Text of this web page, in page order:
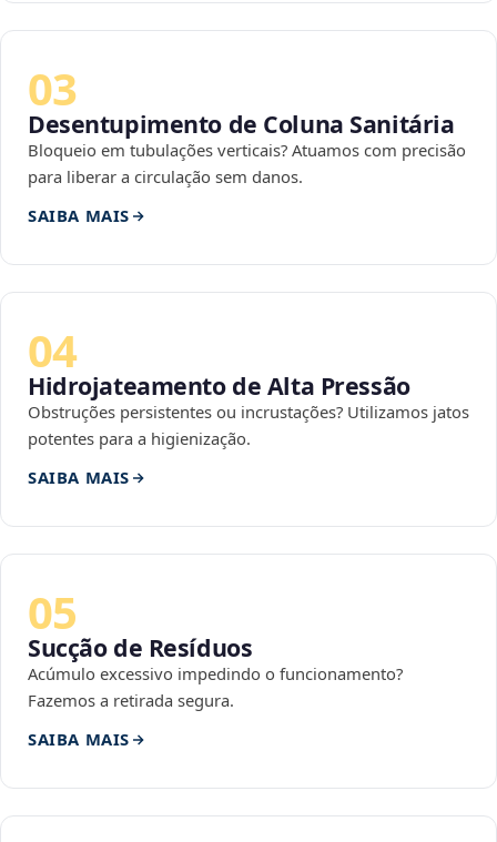
03
Desentupimento de Coluna Sanitária
Bloqueio em tubulações verticais? Atuamos com precisão
para liberar a circulação sem danos.
SAIBA MAIS
04
Hidrojateamento de Alta Pressão
Obstruções persistentes ou incrustações? Utilizamos jatos
potentes para a higienização.
SAIBA MAIS
05
Sucção de Resíduos
Acúmulo excessivo impedindo o funcionamento?
Fazemos a retirada segura.
SAIBA MAIS